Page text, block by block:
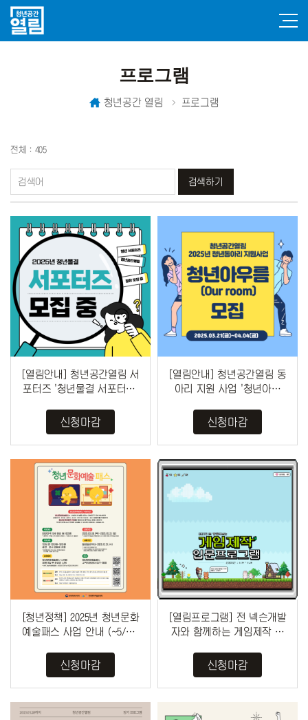
프로그램
청년공간 열림 프로그램
전체 : 405
검색하기
[열림안내] 청년공간열림 서
포터즈 '청년물결 서포터즈'
신청마감
[열림안내] 청년공간열림 동
아리 지원 사업 '청년아우
신청마감
[청년정책] 2025년 청년문화
예술패스 사업 안내 (~5/31)
신청마감
[열림프로그램] 전 넥슨개발
자와 함께하는 게임제작 입
신청마감